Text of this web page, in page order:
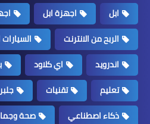
ابل اجهزة ابل
الربح من الانترنت
اندرويد
اي كلاود
تعليم
تقنيات
ذكاء اصطناعي
صحة